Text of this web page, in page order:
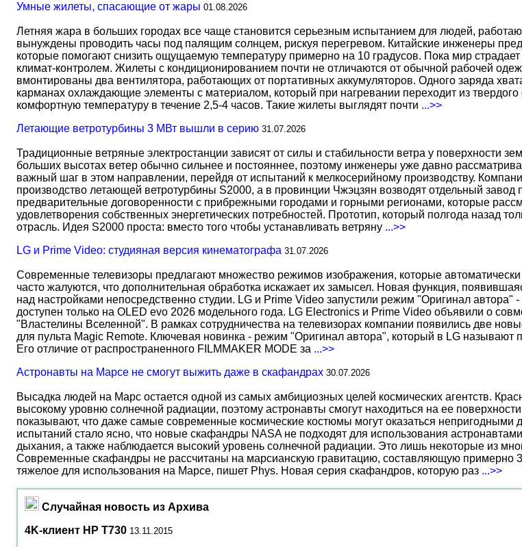
Умные жилеты, спасающие от жары 01.08.2026
Летняя жара в больших городах все чаще становится серьезным испытанием для людей,
вынуждены проводить часы под палящим солнцем, рискуя перегревом. Китайские инженеры
которые помогают снизить ощущаемую температуру примерно на 10 градусов. Пока мир
климат-контролем. Жилеты с кондиционированием почти не отличаются от обычной рабочей
вмонтированы два вентилятора, работающих от портативных аккумуляторов. Одного заряда
карманах охлаждающие элементы с материалом, который при нагревании переходит из
комфортную температуру в течение 2,5-4 часов. Такие жилеты выглядят почти ...>>
Летающие ветротурбины 3 МВт вышли в серию 31.07.2026
Традиционные ветряные электростанции зависят от силы и стабильности ветра у поверхности
больших высотах ветер обычно сильнее и постояннее, поэтому инженеры уже давно
важный шаг в этом направлении, перейдя от испытаний к мелкосерийному производству.
производство летающей ветротурбины S2000, а в провинции Чжэцзян возводят отдельный
предварительные договоренности с прибрежными городами и горными регионами, которые
удовлетворения собственных энергетических потребностей. Прототип, который полгода назад
отрасль. Идея S2000 проста: вместо того чтобы устанавливать ветряну ...>>
LG и Prime Video: студияная версия кинематографа 31.07.2026
Современные телевизоры предлагают множество режимов изображения, которые автоматически
часто жалуются, что дополнительная обработка искажает их замысел. Новая функция,
над настройками непосредственно студии. LG и Prime Video запустили режим "Оригинал
доступен только на OLED evo 2026 модельного года. LG Electronics и Prime Video объявили о
"Властелины Вселенной". В рамках сотрудничества на телевизорах компании появились две
для пульта Magic Remote. Ключевая новинка - режим "Оригинал автора", который в LG называют
Его отличие от распространенного FILMMAKER MODE за ...>>
Астронавты на Марсе не смогут выжить даже в скафандрах 30.07.2026
Высадка людей на Марс остается одной из самых амбициозных целей космических агентств.
высокому уровню солнечной радиации, поэтому астронавты смогут находиться на ее
показывают, что даже самые современные космические костюмы могут оказаться непригодными
испытаний стало ясно, что новые скафандры NASA не подходят для использования
дыхания, а также наблюдается высокий уровень солнечной радиации. Это лишь некоторые из
Современные скафандры не рассчитаны на марсианскую гравитацию, составляющую примерно
тяжелое для использования на Марсе, пишет Phys. Новая серия скафандров, которую раз ...>>
Случайная новость из Архива
4K-клиент HP T730 13.11.2015